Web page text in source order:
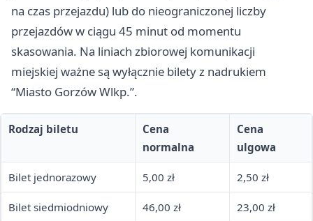
na czas przejazdu) lub do nieograniczonej liczby
przejazdów w ciągu 45 minut od momentu
skasowania. Na liniach zbiorowej komunikacji
miejskiej ważne są wyłącznie bilety z nadrukiem
“Miasto Gorzów Wlkp.”.
Rodzaj biletu
Cena
normalna
Cena
ulgowa
Bilet jednorazowy 5,00 zł 2,50 zł
Bilet siedmiodniowy 46,00 zł 23,00 zł